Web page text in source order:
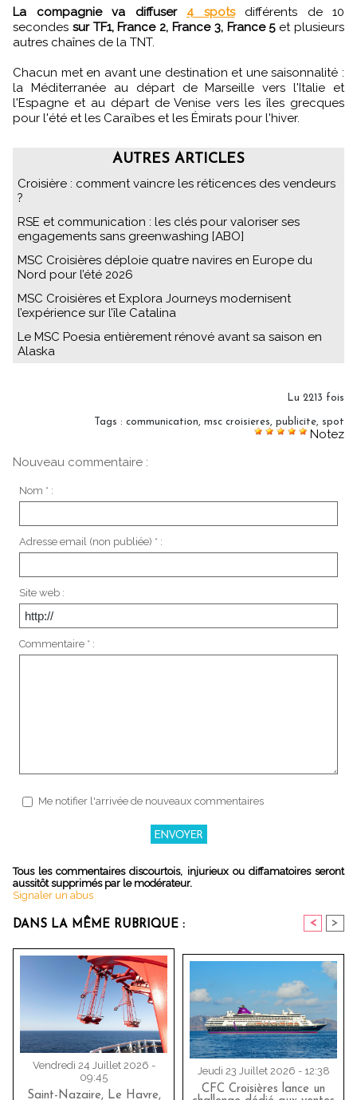
La compagnie va diffuser 4 spotsdifférents de 10
secondes sur TF1, France 2, France 3, France 5et plusieurs
autres chaînes de la TNT.
Chacun met en avant une destination et une saisonnalité :
la Méditerranée au départ de Marseille vers l'Italie et
l'Espagne et au départ de Venise vers les îles grecques
pour l'été et les Caraïbes et les Émirats pour l'hiver.
AUTRES ARTICLES
Croisière : comment vaincre les réticences des vendeurs
?
RSE et communication : les clés pour valoriser ses
engagements sans greenwashing [ABO]
MSC Croisières déploie quatre navires en Europe du
Nord pour l’été 2026
MSC Croisières et Explora Journeys modernisent
l’expérience sur l’île Catalina
Le MSC Poesia entièrement rénové avant sa saison en
Alaska
Lu 2213 fois
Tags : communication, msc croisieres, publicite, spot
Notez
Nouveau commentaire :
Nom * :
Adresse email (non publiée) * :
Site web :
Commentaire * :
Me notifier l'arrivée de nouveaux commentaires
Tous les commentaires discourtois, injurieux ou diffamatoires seront
aussitôt supprimés par le modérateur.
Signaler un abus
DANS LA MÊME RUBRIQUE : < >
Vendredi 24 Juillet 2026 -
09:45
Saint-Nazaire, Le Havre,
Jeudi 23 Juillet 2026 - 12:38
CFC Croisières lance un